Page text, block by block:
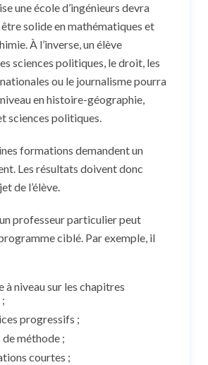
une école d’ingénieurs devra
solide en mathématiques et
À l’inverse, un élève
sciences politiques, le droit, les
ou le journalisme pourra
en histoire-géographie,
sciences politiques.
formations demandent un
Les résultats doivent donc
de l’élève.
un professeur particulier peut
ciblé. Par exemple, il
à niveau sur les chapitres
progressifs ;
méthode ;
courtes ;